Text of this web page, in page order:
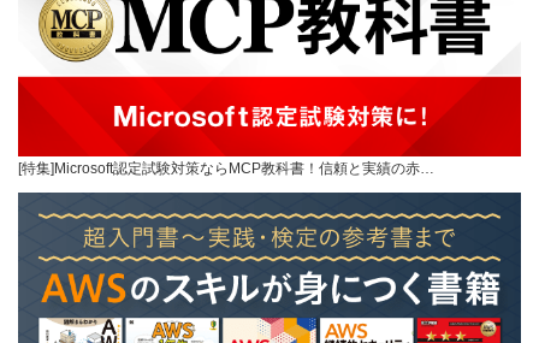
[特集]Microsoft認定試験対策ならMCP教科書！信頼と実績の赤…